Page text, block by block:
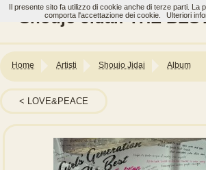
Shoujo Jidai: THE
Home Artisti Shoujo Jidai Album
LOVE&PEACE
Il presente sito fa utilizzo di cookie anche di terze parti. La
comporta l'accettazione dei cookie.
Ulteriori